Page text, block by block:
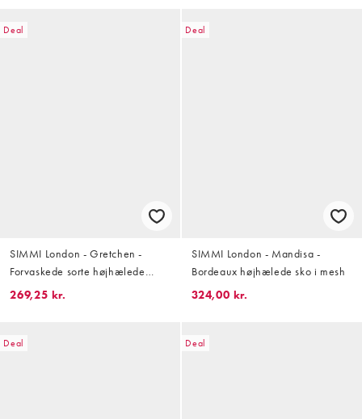
Deal
SIMMI London - Gretchen -
Forvaskede sorte højhælede
slingback-sko med
269,25 kr.
Deal
SIMMI London - Mandisa -
Bordeaux højhælede sko i mesh
324,00 kr.
Deal Deal